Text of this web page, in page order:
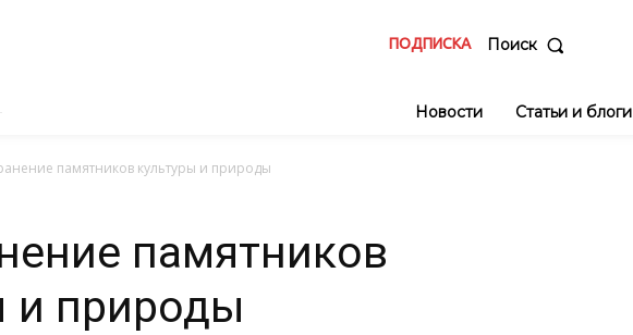
ПОДПИСКА Поиск
Новости Статьи и блоги
памятников культуры и природы
памятников
и природы